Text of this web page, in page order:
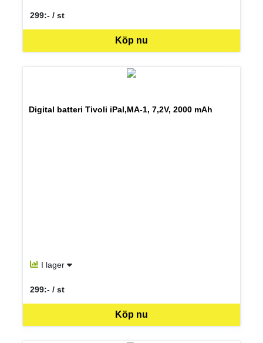
Köp nu
299:- / st
SEK per ST
Digital batteri Tivoli iPal,MA-1, 7,2V, 2000 mAh
I lager
Köp nu
299:- / st
SEK per ST